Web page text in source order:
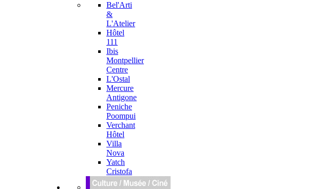
Bel'Arti
&
L'Atelier
Hôtel
111
Ibis
Montpellier
Centre
L'Ostal
Mercure
Antigone
Peniche
Poompui
Verchant
Hôtel
Villa
Nova
Yatch
Cristofa